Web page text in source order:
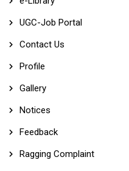
UGC-Job Portal
Contact Us
Profile
Gallery
Notices
Feedback
Ragging Complaint